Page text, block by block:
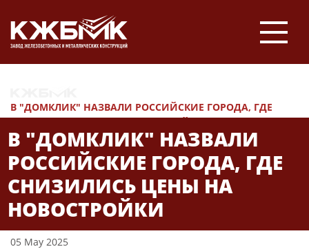
В "ДОМКЛИК" НАЗВАЛИ РОССИЙСКИЕ ГОРОДА, ГДЕ
СНИЗИЛИСЬ ЦЕНЫ НА НОВОСТРОЙКИ
В "ДОМКЛИК" НАЗВАЛИ
РОССИЙСКИЕ ГОРОДА, ГДЕ
СНИЗИЛИСЬ ЦЕНЫ НА
НОВОСТРОЙКИ
05 May 2025